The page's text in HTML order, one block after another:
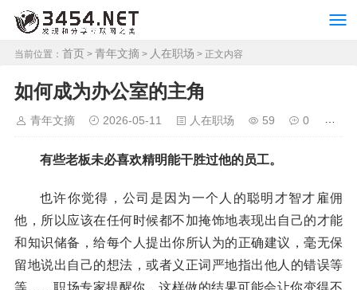
当前位置： 首页 > 青年文摘 > 人在职场 > 正文内容
如何成为办公室的主角
青年文摘 2026-05-11 人在职场 59 0
有些老板未必喜欢精明能干胜过他的员工。
也许你觉得，公司是因为一个人的聪明才智才雇佣
他，所以应该在任何时候都不加掩饰地表现出自己的才能
和知识储备，给每个人提出你所认为的正确建议，毫无保
留地说出自己的想法，或者义正词严地指出他人的错误等
等……职场专家提醒你，这样做的结果可能会让你变得不